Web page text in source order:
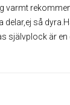
varmt
delar,ej så
självplock är